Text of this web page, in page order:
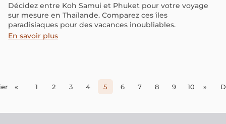
Décidez entre Koh Samui et Phuket pour votre voyage
sur mesure en Thaïlande. Comparez ces îles
paradisiaques pour des vacances inoubliables.
En savoir plus
« 1 2 3 4 5 6 7 8 9 10 »